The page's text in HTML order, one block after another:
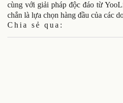
cùng với giải pháp độc đáo từ
chắn là lựa chọn hàng đầu của các
Chia sẻ qua: